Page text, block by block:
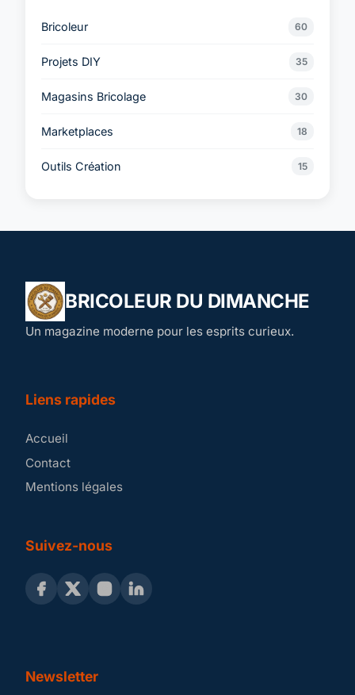
Bricoleur 60
Projets DIY 35
Magasins Bricolage 30
Marketplaces 18
Outils Création 15
BRICOLEUR DU DIMANCHE
Un magazine moderne pour les esprits curieux.
Liens rapides
Accueil
Contact
Mentions légales
Suivez-nous
Newsletter